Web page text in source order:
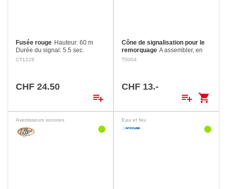
Fusée rouge Hauteur: 60 m
Durée du signal: 5.5 sec.
Luminosité: 10’000 Candela
CT1228
CHF 24.50
playlist_add
Cône de signalisation pour le
remorquage A assembler, en
matière plastique noire.
T0004
CHF 13.-
playlist_add shopping_cart
Avertisseurs sonores Eau et feu